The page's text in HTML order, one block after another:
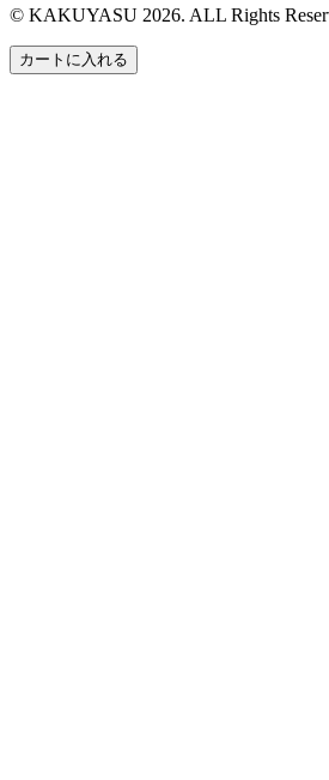
© KAKUYASU 2026. ALL Rights
カートに入れる